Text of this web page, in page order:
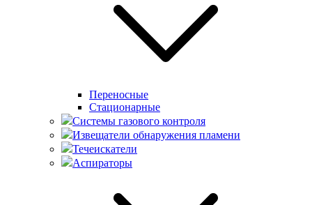
Переносные
Стационарные
Системы газового контроля
Извещатели обнаружения пламени
Течеискатели
Аспираторы